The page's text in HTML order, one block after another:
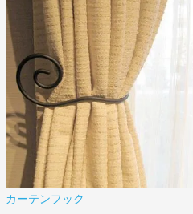
カーテンフック